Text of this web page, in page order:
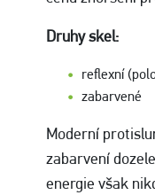
Druhy skel:
reflexní
zabarvené
Moderní
zabarvení
energie však